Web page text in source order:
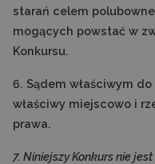
starań celem
mogących powstać w
Konkursu.
6. Sądem właściwym
właściwy miejscowo i
prawa.
7. Niniejszy Konkurs nie